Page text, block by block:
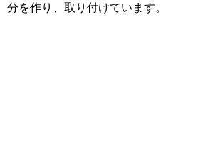
分を作り、取り付けています。